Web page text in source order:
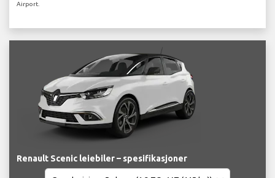
Airport.
Renault Scenic leiebiler – spesifikasjoner